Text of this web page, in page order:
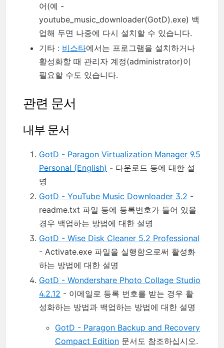
어(예 -
youtube_music_downloader(GotD).exe) 백
업해 두면 나중에 다시 설치할 수 있습니다.
기타 : 비스타에서는 프로그램을 설치하거나
활성화할 때 관리자 계정(administrator)이
필요할 수도 있습니다.
관련 문서
내부 문서
GotD - Paragon Virtualization Manager 9.5
Personal (English) - 다운로드 등에 대한 설
명
GotD - YouTube Music Downloader 3.2 -
readme.txt 파일 등에 등록번호가 들어 있을
경우 백업하는 방법에 대한 설명
GotD - Wise Disk Cleaner 5.2 Professional
- Activate.exe 파일을 실행함으로써 활성화
하는 방법에 대한 설명
GotD - Wondershare Photo Collage Studio
4.2.12 - 이메일로 등록 번호를 받는 경우 활
성화하는 방법과 백업하는 방법에 대한 설명
GotD - Paragon Backup and Recovery
Compact Edition 문서도 참조하십시오.